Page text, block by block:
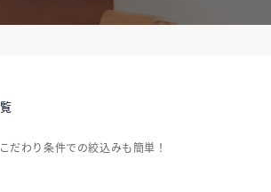
わり条件での絞込みも簡単！